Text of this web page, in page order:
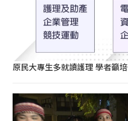
原民大專生多就讀護理 學者籲